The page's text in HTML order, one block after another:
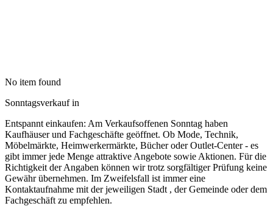
No item found
Sonntagsverkauf in
Entspannt einkaufen: Am Verkaufsoffenen Sonntag haben
Kaufhäuser und Fachgeschäfte geöffnet. Ob Mode, Technik,
Möbelmärkte, Heimwerkermärkte, Bücher oder Outlet-Center - es
gibt immer jede Menge attraktive Angebote sowie Aktionen. Für die
Richtigkeit der Angaben können wir trotz sorgfältiger Prüfung keine
Gewähr übernehmen. Im Zweifelsfall ist immer eine
Kontaktaufnahme mit der jeweiligen Stadt , der Gemeinde oder dem
Fachgeschäft zu empfehlen.